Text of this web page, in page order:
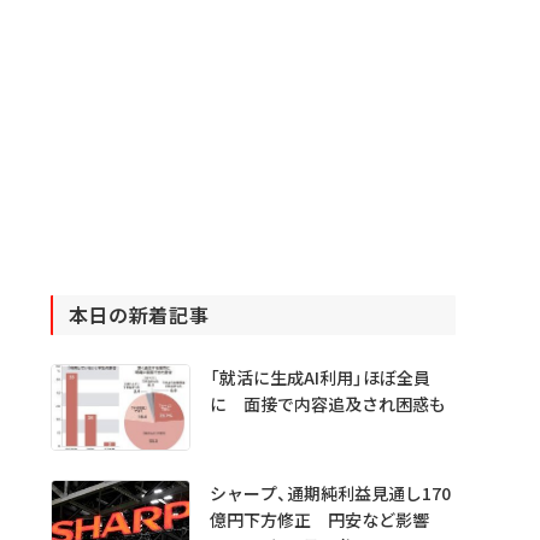
本日の新着記事
「就活に生成AI利用」ほぼ全員
に 面接で内容追及され困惑も
シャープ、通期純利益見通し170
億円下方修正 円安など影響